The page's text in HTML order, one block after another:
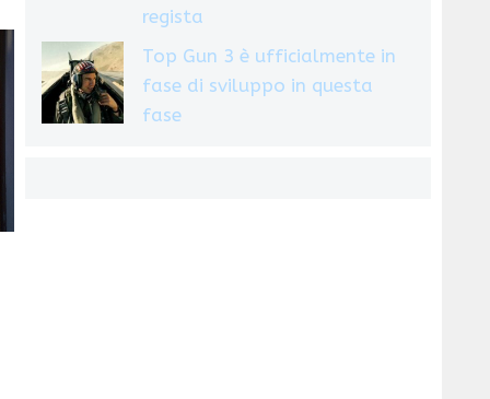
regista
Top Gun 3 è ufficialmente in
fase di sviluppo in questa
fase